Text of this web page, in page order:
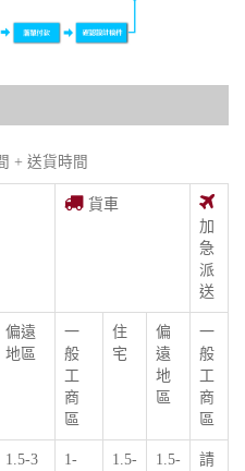
+ 送貨時間
貨車
加
急
派
送
偏遠
地區
一
般
工
商
區
住
宅
偏
遠
地
區
一
般
工
商
區
1.5-3
1-
1.5-
1.5-
請